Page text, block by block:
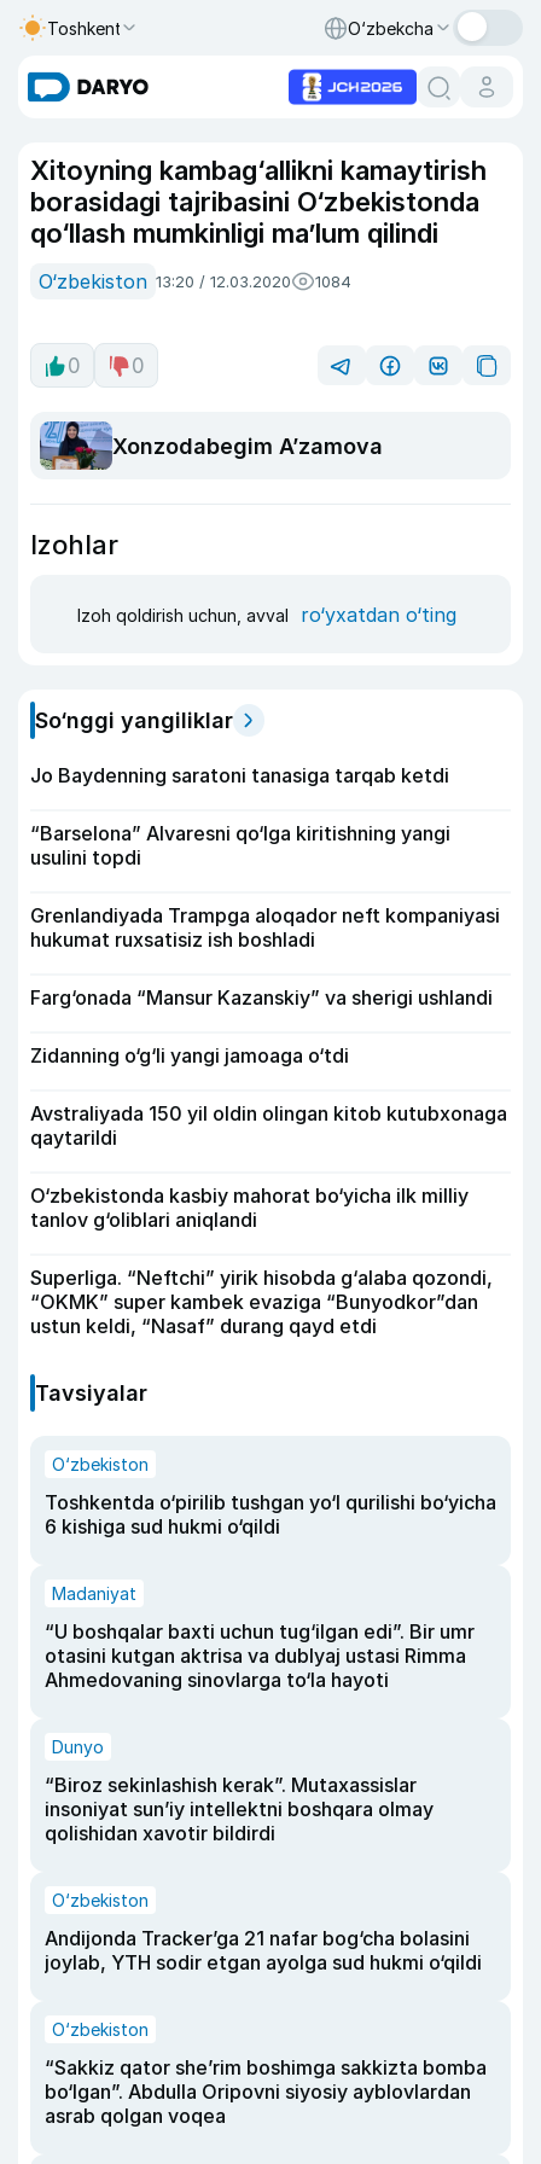
Toshkent O‘zbekcha
Xitoyning kambag‘allikni kamaytirish
borasidagi tajribasini O‘zbekistonda
qo‘llash mumkinligi ma’lum qilindi
O‘zbekiston 13:20 / 12.03.2020 1084
0 0
Xonzodabegim A’zamova
Izohlar
Izoh qoldirish uchun, avval ro‘yxatdan o‘ting
So‘nggi yangiliklar
Jo Baydenning saratoni tanasiga tarqab ketdi
“Barselona” Alvaresni qo‘lga kiritishning yangi
usulini topdi
Grenlandiyada Trampga aloqador neft kompaniyasi
hukumat ruxsatisiz ish boshladi
Farg‘onada “Mansur Kazanskiy” va sherigi ushlandi
Zidanning o‘g‘li yangi jamoaga o‘tdi
Avstraliyada 150 yil oldin olingan kitob kutubxonaga
qaytarildi
O‘zbekistonda kasbiy mahorat bo‘yicha ilk milliy
tanlov g‘oliblari aniqlandi
Superliga. “Neftchi” yirik hisobda g‘alaba qozondi,
“OKMK” super kambek evaziga “Bunyodkor”dan
ustun keldi, “Nasaf” durang qayd etdi
Tavsiyalar
O‘zbekiston
Toshkentda o‘pirilib tushgan yo‘l qurilishi bo‘yicha
6 kishiga sud hukmi o‘qildi
Madaniyat
“U boshqalar baxti uchun tug‘ilgan edi”. Bir umr
otasini kutgan aktrisa va dublyaj ustasi Rimma
Ahmedovaning sinovlarga to‘la hayoti
Dunyo
“Biroz sekinlashish kerak”. Mutaxassislar
insoniyat sun’iy intellektni boshqara olmay
qolishidan xavotir bildirdi
O‘zbekiston
Andijonda Tracker’ga 21 nafar bog‘cha bolasini
joylab, YTH sodir etgan ayolga sud hukmi o‘qildi
O‘zbekiston
“Sakkiz qator she’rim boshimga sakkizta bomba
bo‘lgan”. Abdulla Oripovni siyosiy ayblovlardan
asrab qolgan voqea